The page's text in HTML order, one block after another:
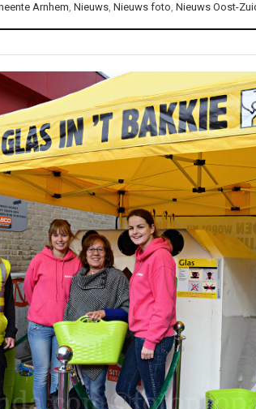
Arnhem, Nieuws, Nieuws foto, Nieuws Oost-